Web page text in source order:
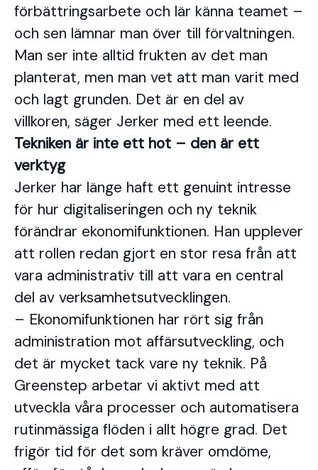
förbättringsarbete och lär känna teamet –
och sen lämnar man över till förvaltningen.
Man ser inte alltid frukten av det man
planterat, men man vet att man varit med
och lagt grunden. Det är en del av
villkoren, säger Jerker med ett leende.
Tekniken är inte ett hot – den är ett
verktyg
Jerker har länge haft ett genuint intresse
för hur digitaliseringen och ny teknik
förändrar ekonomifunktionen. Han upplever
att rollen redan gjort en stor resa från att
vara administrativ till att vara en central
del av verksamhetsutvecklingen.
– Ekonomifunktionen har rört sig från
administration mot affärsutveckling, och
det är mycket tack vare ny teknik. På
Greenstep arbetar vi aktivt med att
utveckla våra processer och automatisera
rutinmässiga flöden i allt högre grad. Det
frigör tid för det som kräver omdöme,